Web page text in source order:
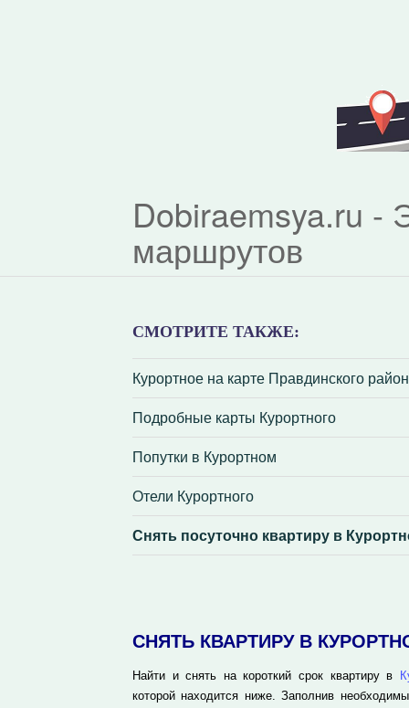
Dobiraemsya.ru -
маршрутов
СМОТРИТЕ ТАКЖЕ:
Курортное на карте Правдинского
Подробные карты Курортного
Попутки в Курортном
Отели Курортного
Снять посуточно квартиру в
СНЯТЬ КВАРТИРУ В
Найти и снять на короткий срок квартиру в
которой находится ниже. Заполнив